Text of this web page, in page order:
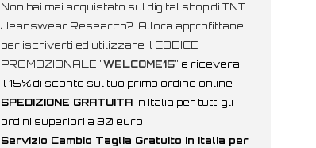
Non hai mai acquistato sul digital shop di TNT
Jeanswear Research? Allora approfittane
per iscriverti ed utilizzare il CODICE
PROMOZIONALE "WELCOME15" e riceverai
il 15% di sconto sul tuo primo ordine online
SPEDIZIONE GRATUITA in Italia per tutti gli
ordini superiori a 30 euro
Servizio Cambio Taglia Gratuito in Italia per